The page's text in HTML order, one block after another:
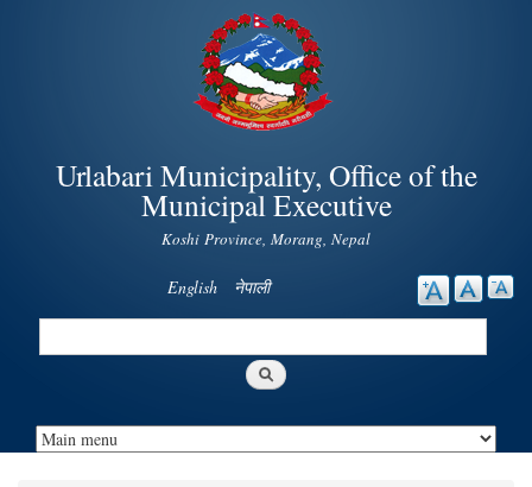
Skip to
main
content
Urlabari Municipality, Office of the
Municipal Executive
Koshi Province, Morang, Nepal
English नेपाली
Search